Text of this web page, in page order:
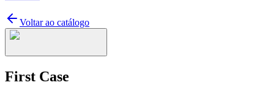
Voltar ao catálogo
First Case